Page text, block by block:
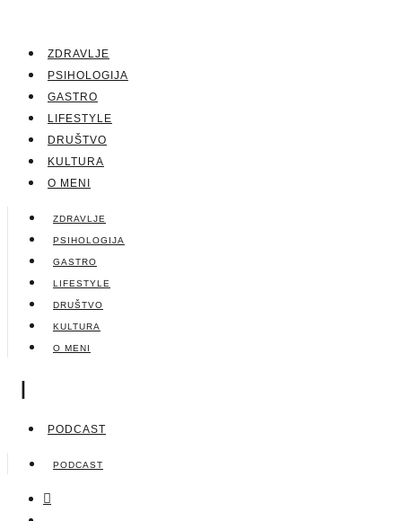
ZDRAVLJE
PSIHOLOGIJA
GASTRO
LIFESTYLE
DRUŠTVO
KULTURA
O MENI
ZDRAVLJE
PSIHOLOGIJA
GASTRO
LIFESTYLE
DRUŠTVO
KULTURA
O MENI
|
PODCAST
PODCAST